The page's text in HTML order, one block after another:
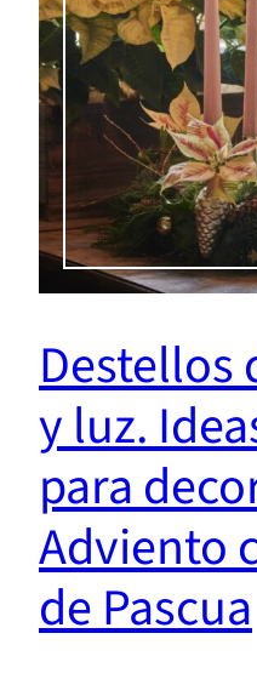
Destellos
y luz.
para
Adviento
de Pascua